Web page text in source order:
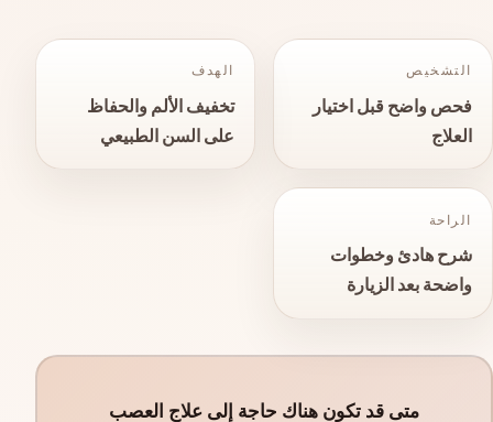
التشخيص
فحص واضح قبل اختيار
العلاج
الهدف
تخفيف الألم والحفاظ
على السن الطبيعي
الراحة
شرح هادئ وخطوات
واضحة بعد الزيارة
متى قد تكون هناك حاجة إلى علاج العصب